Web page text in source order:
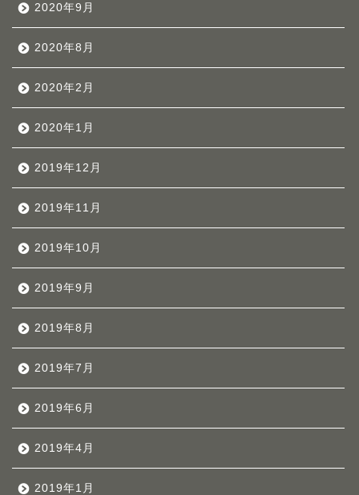
2020年9月
2020年8月
2020年2月
2020年1月
2019年12月
2019年11月
2019年10月
2019年9月
2019年8月
2019年7月
2019年6月
2019年4月
2019年1月